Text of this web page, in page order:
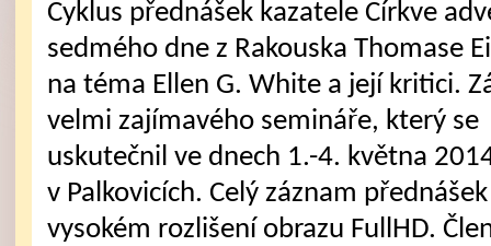
Cyklus přednášek kazatele Církve
sedmého dne z Rakouska Thomase
na téma Ellen G. White a její kritici.
velmi zajímavého semináře, který se
uskutečnil ve dnech 1.-4. května
v Palkovicích. Celý záznam
vysokém rozlišení obrazu FullHD.